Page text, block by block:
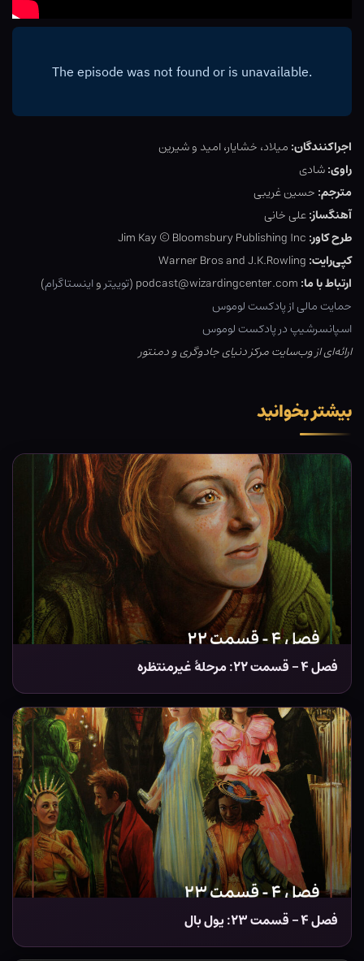
اجراکنندگان: میلاد، خشایار، امید و شیرین
راوی:شادی
مترجم: حسین غریبی
آهنگساز:علی خانی
طرح کاور: Jim Kay © Bloomsbury Publishing Inc
کپی‌رایت: Warner Bros and J.K.Rowling
ارتباط با ما: podcast@wizardingcenter.com ( توییترواینستاگرام)
حمایت مالی از پادکست لوموس
اسپانسرشیپ در پادکست لوموس
ارائه‌ای از وب‌سایت مرکز دنیای جادوگری و دمنتور
بیشتر بخوانید
فصل ۴ – قسمت ۲۲: مرحلهٔ غیرمنتظره
فصل ۴ – قسمت ۲۳: یول بال